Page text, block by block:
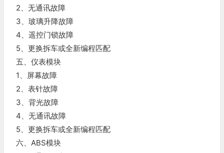
2、无通讯故障
3、玻璃升降故障
4、遥控门锁故障
5、更换拆车或全新编程匹配
五、仪表模块
1、屏幕故障
2、表针故障
3、背光故障
4、无通讯故障
5、更换拆车或全新编程匹配
六、ABS模块